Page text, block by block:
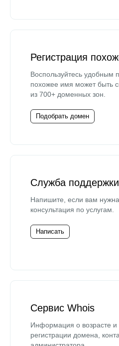
Регистрация
Воспользуйтесь
похожее имя может быть
из 700+ доменных зон.
Подобрать домен
Служба поддержки
Напишите, если вам
консультация по услугам.
Написать
Сервис Whois
Информация о возрасте и
регистрации домена,